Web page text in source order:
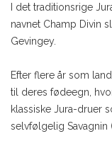
I det traditionsrige
navnet Champ Divin
Gevingey.
Efter flere år som
til deres fødeegn,
klassiske Jura-druer
selvfølgelig Savagnin